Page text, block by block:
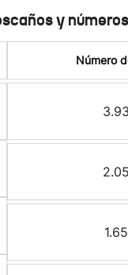
y
Número